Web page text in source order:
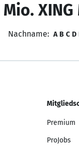
Mio.
Nachname: A B C D
Premium
ProJobs